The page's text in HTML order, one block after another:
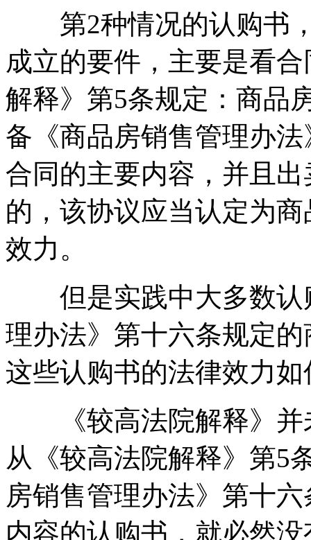
第2种情况的认购书，
成立的要件，主要是看
解释》第5条规定：商品
备《商品房销售管理办
合同的主要内容，并且
的，该协议应当认定为
效力。
但是实践中大多数认
理办法》第十六条规定
这些认购书的法律效力如
《较高法院解释》并
从《较高法院解释》第5
房销售管理办法》第十
内容的认购书，就必然